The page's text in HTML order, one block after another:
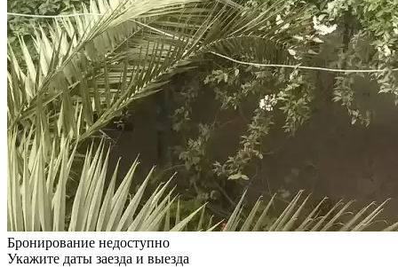
Бронирование недоступно
Укажите даты заезда и выезда